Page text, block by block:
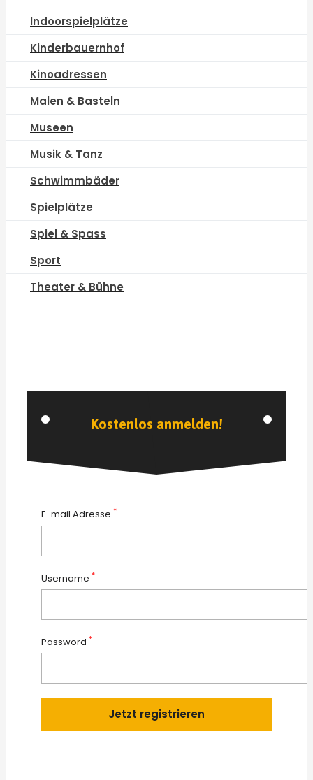
Indoorspielplätze
Kinderbauernhof
Kinoadressen
Malen & Basteln
Museen
Musik & Tanz
Schwimmbäder
Spielplätze
Spiel & Spass
Sport
Theater & Bühne
Kostenlos anmelden!
E-mail Adresse *
Username *
Password *
Jetzt registrieren